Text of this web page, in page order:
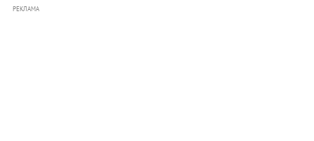
РЕКЛАМА